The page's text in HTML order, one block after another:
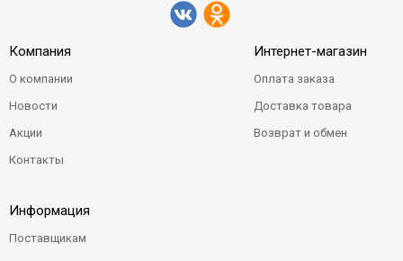
Компания
О компании
Новости
Акции
Контакты
Интернет-магазин
Оплата заказа
Доставка товара
Возврат и обмен
Информация
Поставщикам